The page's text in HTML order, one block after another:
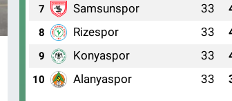
7 Samsunspor 33
8 Rizespor 33
9 Konyaspor 33
10 Alanyaspor 33